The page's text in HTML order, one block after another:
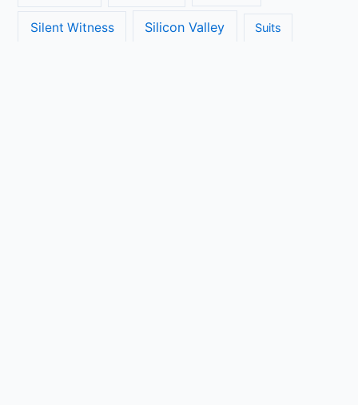
Silent Witness Silicon Valley Suits